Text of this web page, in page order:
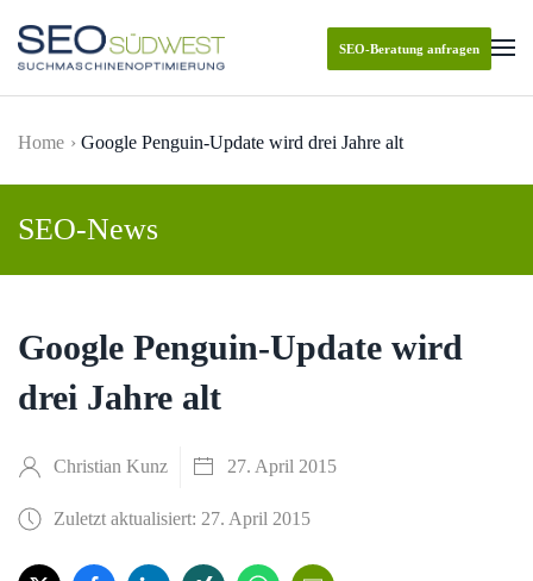
Skip to main content
SEO-Beratung anfragen
Home Google Penguin-Update wird drei Jahre alt
SEO-News
Google Penguin-Update wird
drei Jahre alt
Christian Kunz 27. April 2015
Zuletzt aktualisiert: 27. April 2015